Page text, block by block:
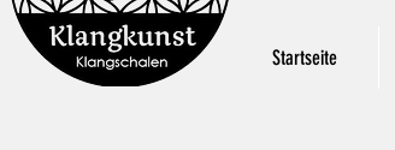
Startseite